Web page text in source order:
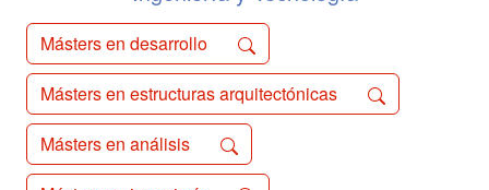
Másters en desarrollo
Másters en estructuras arquitectónicas
Másters en análisis